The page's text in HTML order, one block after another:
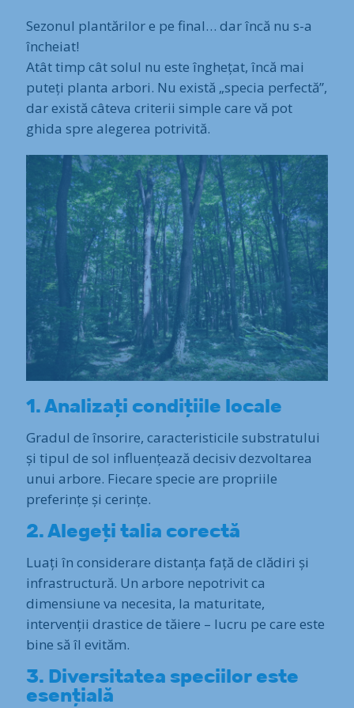
Sezonul plantărilor e pe final… dar încă nu s-a
încheiat!
Atât timp cât solul nu este înghețat, încă mai
puteți planta arbori. Nu există „specia perfectă”,
dar există câteva criterii simple care vă pot
ghida spre alegerea potrivită.
1. Analizați condițiile locale
Gradul de însorire, caracteristicile substratului
și tipul de sol influențează decisiv dezvoltarea
unui arbore. Fiecare specie are propriile
preferințe și cerințe.
2. Alegeți talia corectă
Luați în considerare distanța față de clădiri și
infrastructură. Un arbore nepotrivit ca
dimensiune va necesita, la maturitate,
intervenții drastice de tăiere – lucru pe care este
bine să îl evităm.
3. Diversitatea speciilor este
esențială